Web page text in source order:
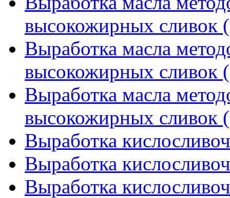
высокожирных сливок
Выработка масла
высокожирных сливок
Выработка масла
высокожирных сливок
Выработка
Выработка
Выработка